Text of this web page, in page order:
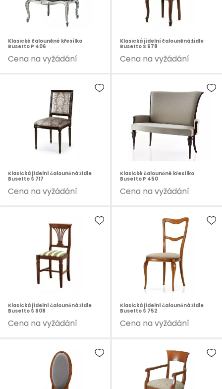
Klasické čalouněné křesílko
Busetto P 406
Cena na vyžádání
Klasická jídelní čalouněná židle
Busetto S 678
Cena na vyžádání
Klasická jídelní čalouněná židle
Busetto S 717
Cena na vyžádání
Klasické čalouněné křesílko
Busetto P 450
Cena na vyžádání
Klasická jídelní čalouněná židle
Busetto S 608
Cena na vyžádání
Klasická jídelní čalouněná židle
Busetto S 752
Cena na vyžádání